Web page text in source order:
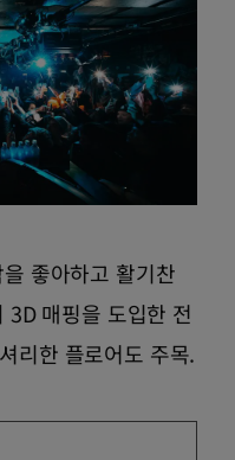
좋아하고 활기찬
3D 매핑을 도입한 전
리한 플로어도 주목.